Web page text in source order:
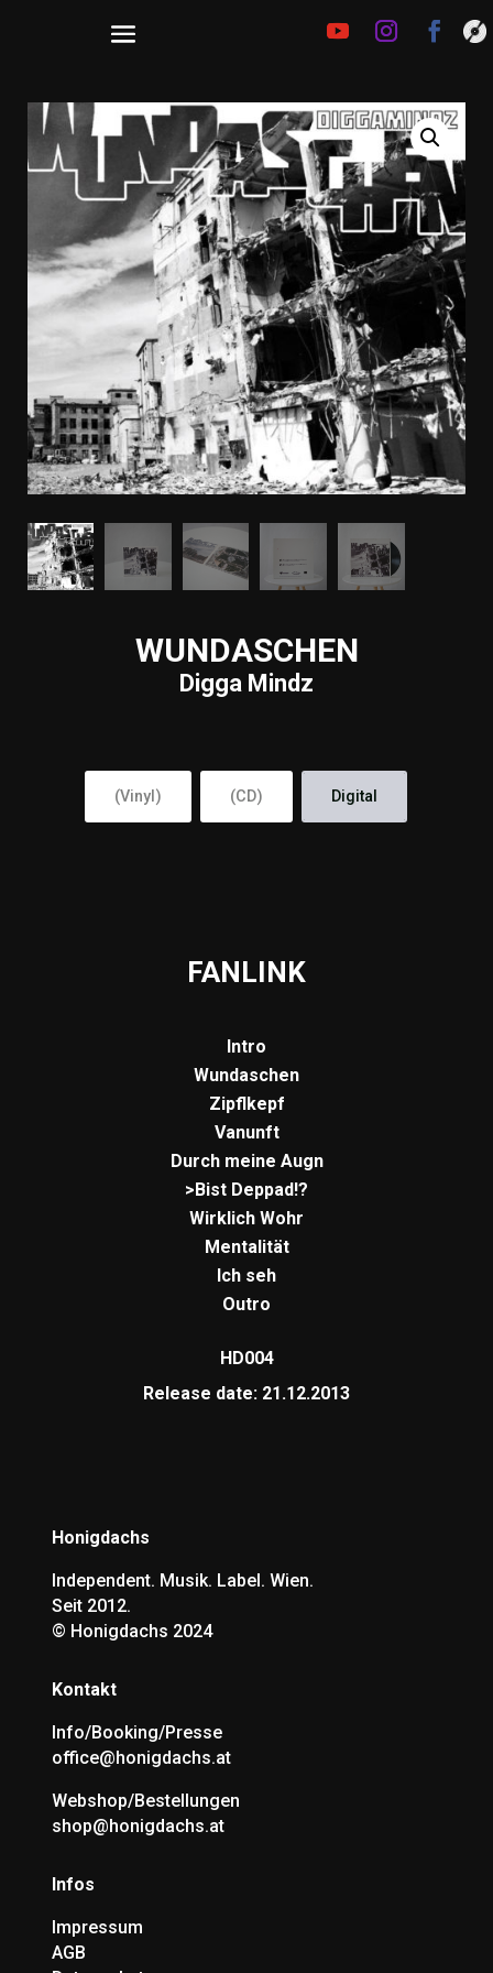
WUNDASCHEN
Digga Mindz
(Vinyl) (CD) Digital
FANLINK
Intro
Wundaschen
Zipflkepf
Vanunft
Durch meine Augn
>Bist Deppad!?
Wirklich Wohr
Mentalität
Ich seh
Outro
HD004
Release date: 21.12.2013
Honigdachs
Independent. Musik. Label. Wien.
Seit 2012.
© Honigdachs 2024
Kontakt
Info/Booking/Presse
office@honigdachs.at
Webshop/Bestellungen
shop@honigdachs.at
Infos
Impressum
AGB